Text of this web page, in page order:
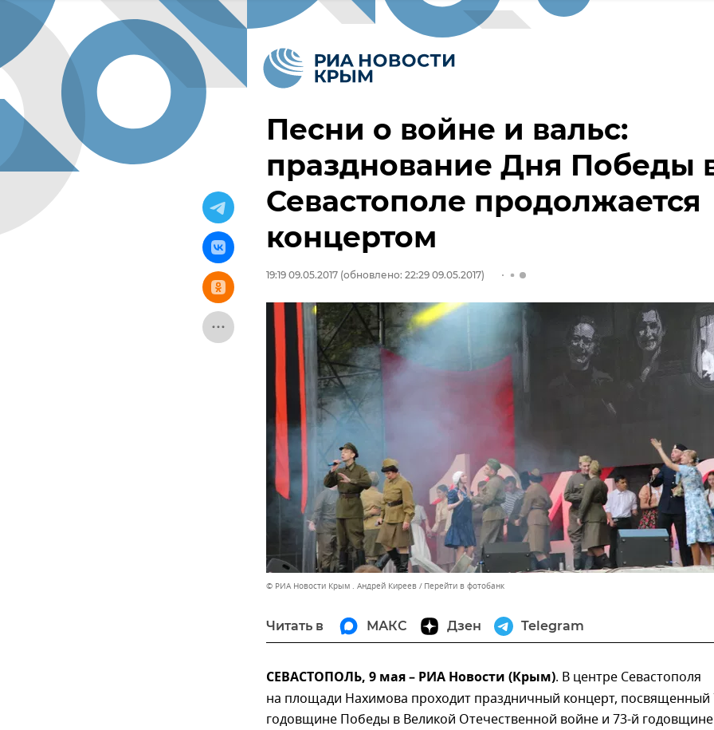
Песни о войне и вальс:
празднование Дня Победы
Севастополе продолжается
концертом
19:19 09.05.2017 (обновлено: 22:29 09.05.2017)
© РИА Новости Крым . Андрей Киреев Перейти в фотобанк
Читать в МАКС Дзен Telegram
СЕВАСТОПОЛЬ, 9 мая – РИА Новости (Крым). В центре Севастополя
на площади Нахимова проходит праздничный концерт, посвященный
годовщине Победы в Великой Отечественной войне и 73-й годовщине